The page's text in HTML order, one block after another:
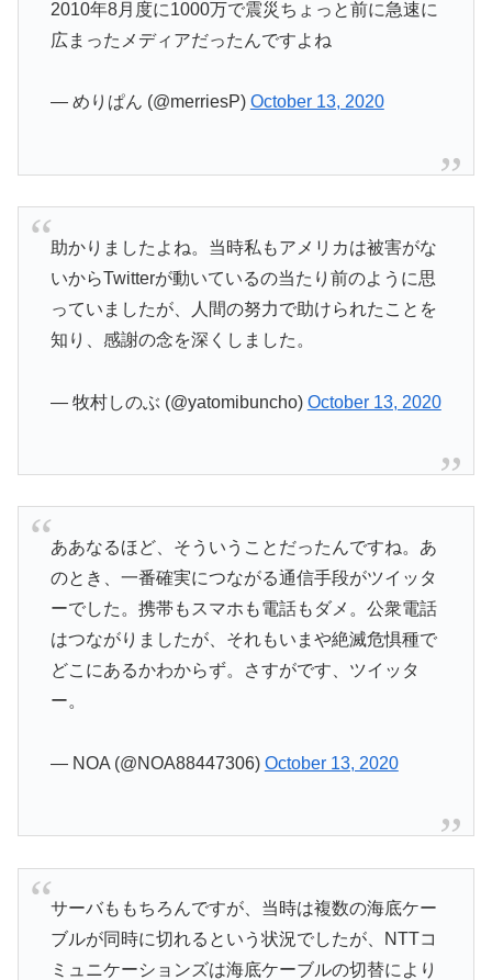
2010年8月度に1000万で震災ちょっと前に急速に
広まったメディアだったんですよね
— めりぱん (@merriesP) October 13, 2020
助かりましたよね。当時私もアメリカは被害がな
いからTwitterが動いているの当たり前のように思
っていましたが、人間の努力で助けられたことを
知り、感謝の念を深くしました。
— 牧村しのぶ (@yatomibuncho) October 13, 2020
ああなるほど、そういうことだったんですね。あ
のとき、一番確実につながる通信手段がツイッタ
ーでした。携帯もスマホも電話もダメ。公衆電話
はつながりましたが、それもいまや絶滅危惧種で
どこにあるかわからず。さすがです、ツイッタ
ー。
— NOA (@NOA88447306) October 13, 2020
サーバももちろんですが、当時は複数の海底ケー
ブルが同時に切れるという状況でしたが、NTTコ
ミュニケーションズは海底ケーブルの切替により